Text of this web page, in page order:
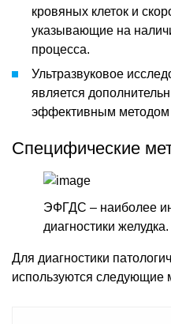
кровяных клеток и
указывающие на
процесса.
Ультразвуковое
является
эффективным методом
Специфические
ЭФГДС – наиболее
диагностики желудка.
Для диагностики
используются следующие